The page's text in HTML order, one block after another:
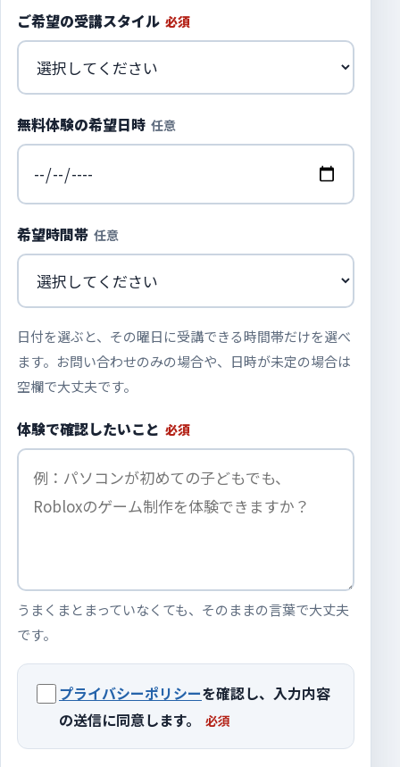
ご希望の受講スタイル 必須
無料体験の希望日時 任意
希望時間帯 任意
日付を選ぶと、その曜日に受講できる時間帯だけを選べ
ます。お問い合わせのみの場合や、日時が未定の場合は
空欄で大丈夫です。
体験で確認したいこと 必須
うまくまとまっていなくても、そのままの言葉で大丈夫
です。
プライバシーポリシーを確認し、入力内容
の送信に同意します。
必須